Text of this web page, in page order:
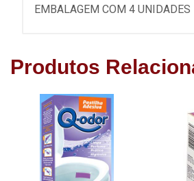
EMBALAGEM COM 4 UNIDADES
Produtos